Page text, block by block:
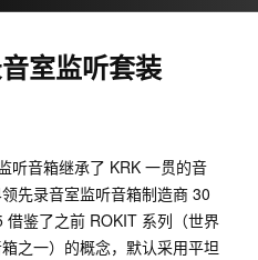
室监听套装
听音箱继承了 KRK 一贯的音
先录音室监听音箱制造商 30
借鉴了之前 ROKIT 系列（世界
之一）的概念，默认采用平坦